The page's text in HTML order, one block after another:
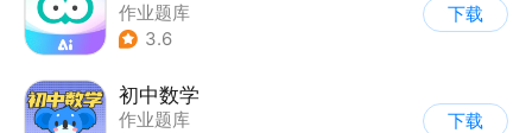
作业题库
3.6
下载
初中数学
作业题库
下载